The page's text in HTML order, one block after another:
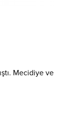
Mecidiye ve